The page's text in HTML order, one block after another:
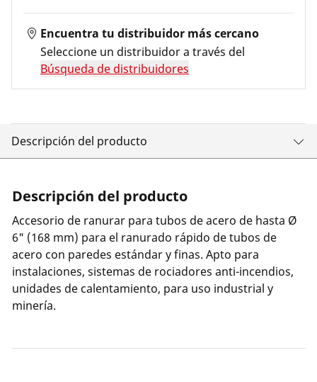
Encuentra tu distribuidor más cercano
Seleccione un distribuidor a través del
Búsqueda de distribuidores
Descripción del producto
Descripción del producto
Accesorio de ranurar para tubos de acero de hasta Ø
6" (168 mm) para el ranurado rápido de tubos de
acero con paredes estándar y finas. Apto para
instalaciones, sistemas de rociadores anti-incendios,
unidades de calentamiento, para uso industrial y
minería.